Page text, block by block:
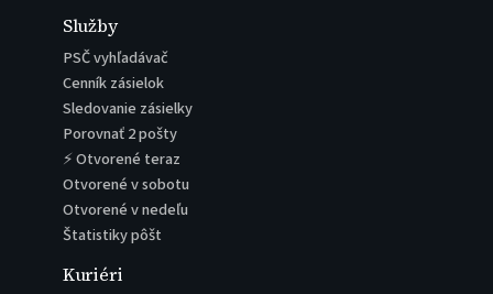
Služby
PSČ vyhľadávač
Cenník zásielok
Sledovanie zásielky
Porovnať 2 pošty
⚡ Otvorené teraz
Otvorené v sobotu
Otvorené v nedeľu
Štatistiky pôšt
Kuriéri